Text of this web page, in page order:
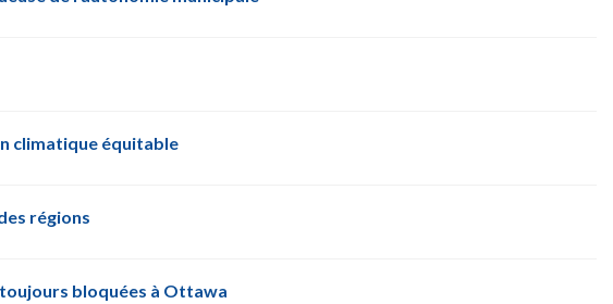
climatique équitable
régions
bloquées à Ottawa